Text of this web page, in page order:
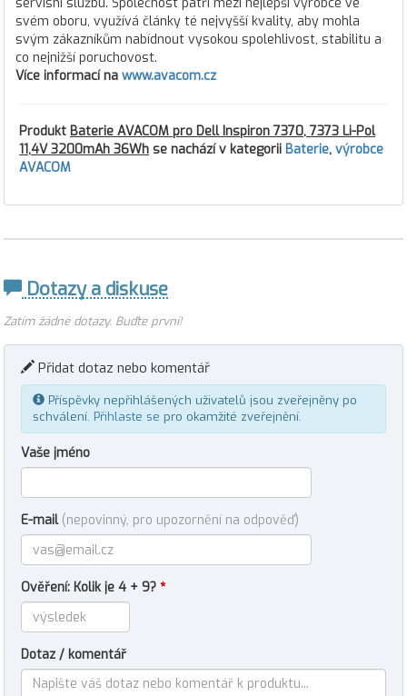
svém oboru, využívá články té nejvyšší kvality, aby mohla
svým zákazníkům nabídnout vysokou spolehlivost, stabilitu a
co nejnižší poruchovost.
Více informací na www.avacom.cz
Produkt Baterie AVACOM pro Dell Inspiron 7370, 7373 Li-Pol
11,4V 3200mAh 36Wh se nachází v kategorii Baterie, výrobce
AVACOM
Dotazy a diskuse
Zatím žádné dotazy. Buďte první!
Přidat dotaz nebo komentář
Příspěvky nepřihlášených uživatelů jsou zveřejněny po
schválení. Přihlaste se pro okamžité zveřejnění.
Vaše jméno
E-mail (nepovinný, pro upozornění na odpověď)
Ověření: Kolik je 4 + 9? *
Dotaz / komentář